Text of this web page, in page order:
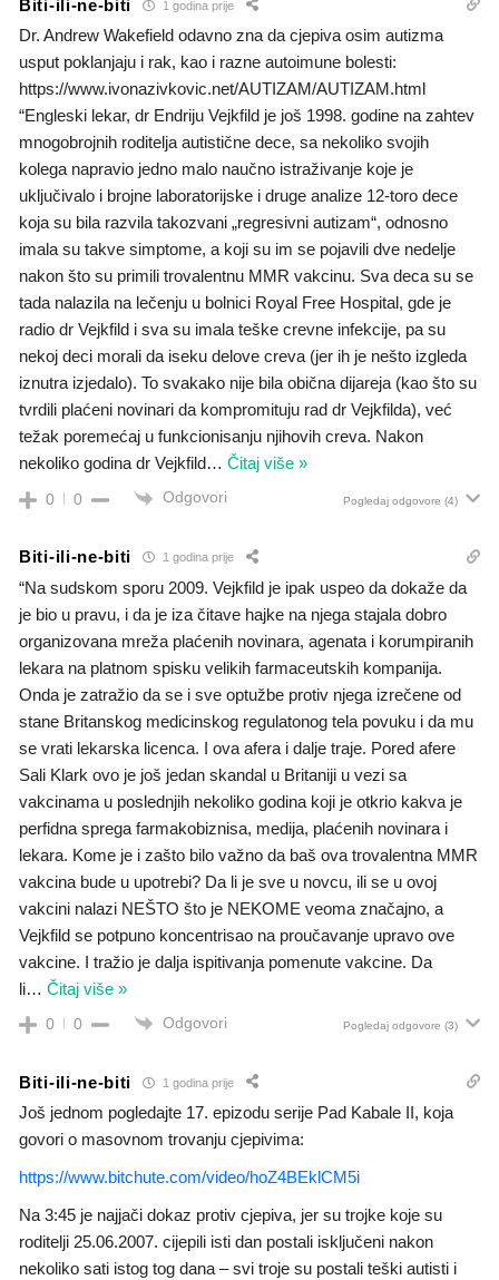
Biti-ili-ne-biti 1 godina prije
Dr. Andrew Wakefield odavno zna da cjepiva osim autizma
usput poklanjaju i rak, kao i razne autoimune bolesti:
https://www.ivonazivkovic.net/AUTIZAM/AUTIZAM.html
“Engleski lekar, dr Endriju Vejkfild je još 1998. godine na zahtev
mnogobrojnih roditelja autistične dece, sa nekoliko svojih
kolega napravio jedno malo naučno istraživanje koje je
uključivalo i brojne laboratorijske i druge analize 12-toro dece
koja su bila razvila takozvani „regresivni autizam“, odnosno
imala su takve simptome, a koji su im se pojavili dve nedelje
nakon što su primili trovalentnu MMR vakcinu. Sva deca su se
tada nalazila na lečenju u bolnici Royal Free Hospital, gde je
radio dr Vejkfild i sva su imala teške crevne infekcije, pa su
nekoj deci morali da iseku delove creva (jer ih je nešto izgleda
iznutra izjedalo). To svakako nije bila obična dijareja (kao što su
tvrdili plaćeni novinari da kompromituju rad dr Vejkfilda), već
težak poremećaj u funkcionisanju njihovih creva. Nakon
nekoliko godina dr Vejkfild … Čitaj više »
0 0 Odgovori Pogledaj odgovore (4)
Biti-ili-ne-biti 1 godina prije
“Na sudskom sporu 2009. Vejkfild je ipak uspeo da dokaže da
je bio u pravu, i da je iza čitave hajke na njega stajala dobro
organizovana mreža plaćenih novinara, agenata i korumpiranih
lekara na platnom spisku velikih farmaceutskih kompanija.
Onda je zatražio da se i sve optužbe protiv njega izrečene od
stane Britanskog medicinskog regulatonog tela povuku i da mu
se vrati lekarska licenca. I ova afera i dalje traje. Pored afere
Sali Klark ovo je još jedan skandal u Britaniji u vezi sa
vakcinama u poslednjih nekoliko godina koji je otkrio kakva je
perfidna sprega farmakobiznisa, medija, plaćenih novinara i
lekara. Kome je i zašto bilo važno da baš ova trovalentna MMR
vakcina bude u upotrebi? Da li je sve u novcu, ili se u ovoj
vakcini nalazi NEŠTO što je NEKOME veoma značajno, a
Vejkfild se potpuno koncentrisao na proučavanje upravo ove
vakcine. I tražio je dalja ispitivanja pomenute vakcine. Da
li… Čitaj više »
0 0 Odgovori Pogledaj odgovore (3)
Biti-ili-ne-biti 1 godina prije
Još jednom pogledajte 17. epizodu serije Pad Kabale II, koja
govori o masovnom trovanju cjepivima:
https://www.bitchute.com/video/hoZ4BEklCM5i
Na 3:45 je najjači dokaz protiv cjepiva, jer su trojke koje su
roditelji 25.06.2007. cijepili isti dan postali isključeni nakon
nekoliko sati istog tog dana – svi troje su postali teški autisti i